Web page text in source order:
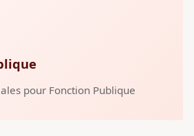
pour Fonction Publique